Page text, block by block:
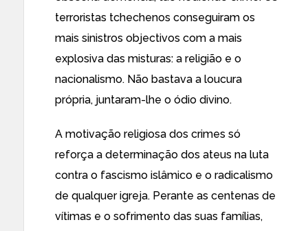
terroristas tchechenos conseguiram os
mais sinistros objectivos com a mais
explosiva das misturas: a religião e o
nacionalismo. Não bastava a loucura
própria, juntaram-lhe o ódio divino.
A motivação religiosa dos crimes só
reforça a determinação dos ateus na luta
contra o fascismo islâmico e o radicalismo
de qualquer igreja. Perante as centenas de
vítimas e o sofrimento das suas famílias,